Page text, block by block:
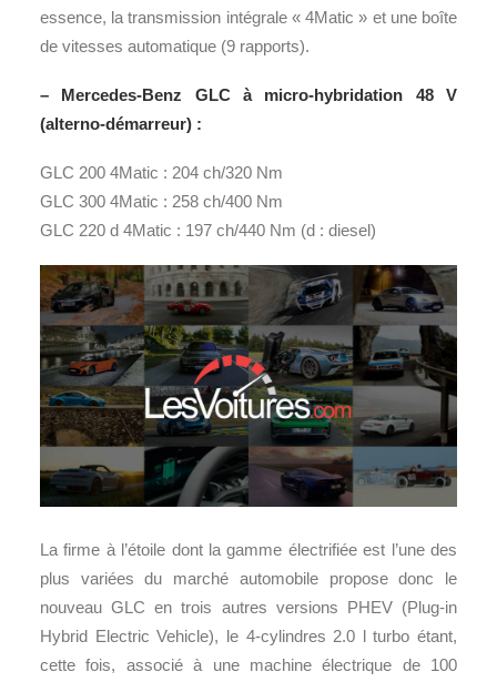
essence, la transmission intégrale « 4Matic » et une boîte
de vitesses automatique (9 rapports).
– Mercedes-Benz GLC à micro-hybridation 48 V
(alterno-démarreur) :
GLC 200 4Matic : 204 ch/320 Nm
GLC 300 4Matic : 258 ch/400 Nm
GLC 220 d 4Matic : 197 ch/440 Nm (d : diesel)
La firme à l’étoile dont la gamme électrifiée est l’une des
plus variées du marché automobile propose donc le
nouveau GLC en trois autres versions PHEV (Plug-in
Hybrid Electric Vehicle), le 4-cylindres 2.0 l turbo étant,
cette fois, associé à une machine électrique de 100